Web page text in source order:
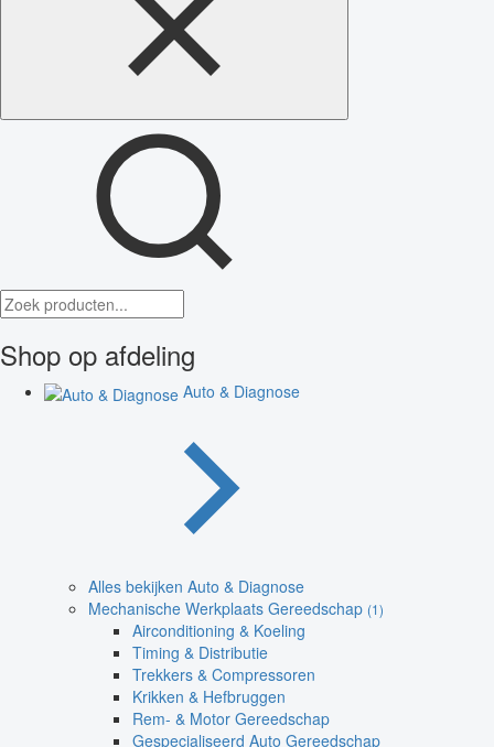
Shop op afdeling
Auto & Diagnose
Alles bekijken Auto & Diagnose
Mechanische Werkplaats Gereedschap (1)
Airconditioning & Koeling
Timing & Distributie
Trekkers & Compressoren
Krikken & Hefbruggen
Rem- & Motor Gereedschap
Gespecialiseerd Auto Gereedschap